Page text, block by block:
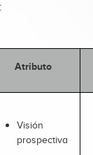
Atributo
Visión
prospectiva